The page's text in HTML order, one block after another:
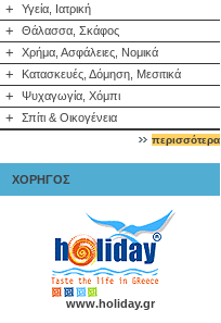
+ Υγεία, Ιατρική
+ Θάλασσα, Σκάφος
+ Χρήμα, Ασφάλειες, Νομικά
+ Κατασκευές, Δόμηση, Μεσιτικά
+ Ψυχαγωγία, Χόμπι
+ Σπίτι & Οικογένεια
περισσότερα
ΧΟΡΗΓΟΣ
www.holiday.gr